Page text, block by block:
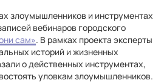
злоумышленников и инструментах
вебинаров городского
сам». В рамках проекта эксперты
историй и жизненных
о действенных инструментах,
уловкам злоумышленников.